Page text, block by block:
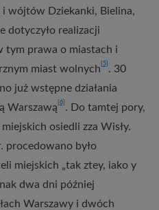
wójtów Dziekanki, Bielina,
dotyczyło realizacji
tym prawa o miastach i
miast wolnych [5] . 30
już wstępne działania
Warszawą [6] . Do tamtej pory,
osiedli zza Wisły.
procedowano było
miejskich „tak ztey, iako y
dwa dni później
Warszawy i dwóch